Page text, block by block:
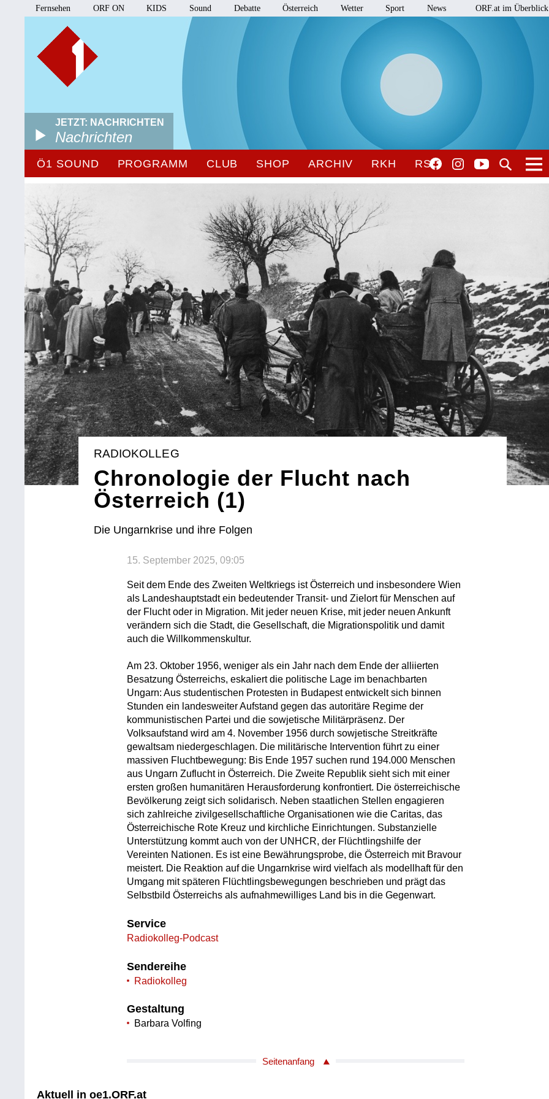
Fernsehen ORF ON KIDS Sound Debatte Österreich Wetter Sport News ORF.at im Überblick
JETZT: NACHRICHTEN
Nachrichten
Ö1 SOUND PROGRAMM CLUB SHOP ARCHIV RKH RSO
RADIOKOLLEG
Chronologie der Flucht nach
Österreich (1)
Die Ungarnkrise und ihre Folgen
15. September 2025, 09:05
Seit dem Ende des Zweiten Weltkriegs ist Österreich und insbesondere Wien
als Landeshauptstadt ein bedeutender Transit- und Zielort für Menschen auf
der Flucht oder in Migration. Mit jeder neuen Krise, mit jeder neuen Ankunft
verändern sich die Stadt, die Gesellschaft, die Migrationspolitik und damit
auch die Willkommenskultur.
Am 23. Oktober 1956, weniger als ein Jahr nach dem Ende der alliierten
Besatzung Österreichs, eskaliert die politische Lage im benachbarten
Ungarn: Aus studentischen Protesten in Budapest entwickelt sich binnen
Stunden ein landesweiter Aufstand gegen das autoritäre Regime der
kommunistischen Partei und die sowjetische Militärpräsenz. Der
Volksaufstand wird am 4. November 1956 durch sowjetische Streitkräfte
gewaltsam niedergeschlagen. Die militärische Intervention führt zu einer
massiven Fluchtbewegung: Bis Ende 1957 suchen rund 194.000 Menschen
aus Ungarn Zuflucht in Österreich. Die Zweite Republik sieht sich mit einer
ersten großen humanitären Herausforderung konfrontiert. Die österreichische
Bevölkerung zeigt sich solidarisch. Neben staatlichen Stellen engagieren
sich zahlreiche zivilgesellschaftliche Organisationen wie die Caritas, das
Österreichische Rote Kreuz und kirchliche Einrichtungen. Substanzielle
Unterstützung kommt auch von der UNHCR, der Flüchtlingshilfe der
Vereinten Nationen. Es ist eine Bewährungsprobe, die Österreich mit Bravour
meistert. Die Reaktion auf die Ungarnkrise wird vielfach als modellhaft für den
Umgang mit späteren Flüchtlingsbewegungen beschrieben und prägt das
Selbstbild Österreichs als aufnahmewilliges Land bis in die Gegenwart.
Service
Radiokolleg-Podcast
Sendereihe
Radiokolleg
Gestaltung
Barbara Volfing
Seitenanfang
Aktuell in oe1.ORF.at